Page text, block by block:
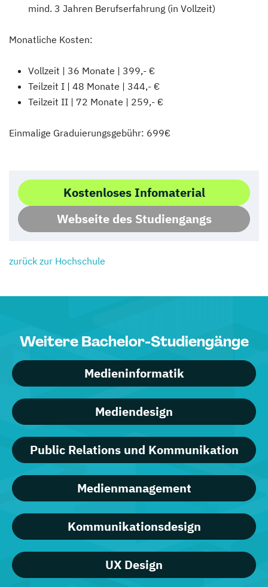
mind. 3 Jahren Berufserfahrung (in Vollzeit)
Monatliche Kosten:
Vollzeit | 36 Monate | 399,- €
Teilzeit I | 48 Monate | 344,- €
Teilzeit II | 72 Monate | 259,- €
Einmalige Graduierungsgebühr: 699€
Kostenloses Infomaterial
Webseite des Studiengangs
zurück zur Hochschule
Weitere Bachelor-Studiengänge
Medieninformatik
Mediendesign
Public Relations und Kommunikation
Medienmanagement
Kommunikationsdesign
UX Design